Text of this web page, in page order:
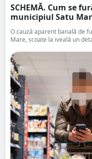
SCHEMĂ. Cum se
municipiul Satu
O cauză aparent banală de
Mare, scoate la iveală un